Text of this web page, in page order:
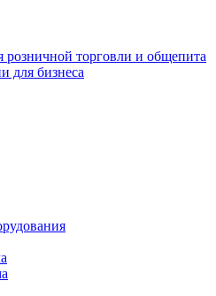
торговли и общепита
для бизнеса